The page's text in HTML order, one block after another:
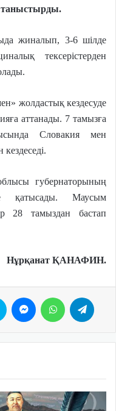
таныстырды.
жиналып, 3-6 шілде
тексерістерден
жолдастық кездесуде
аттанады. 7 тамызға
Словакия мен
губернаторының
қатысады. Маусым
28 тамыздан бастап
Нұрқанат ҚАНАФИН.